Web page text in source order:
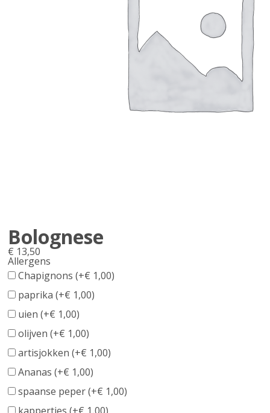
Bolognese
€ 13,50
Allergens
Product
allergen
information
Chapignons (+€ 1,00)
paprika (+€ 1,00)
uien (+€ 1,00)
olijven (+€ 1,00)
artisjokken (+€ 1,00)
Ananas (+€ 1,00)
spaanse peper (+€ 1,00)